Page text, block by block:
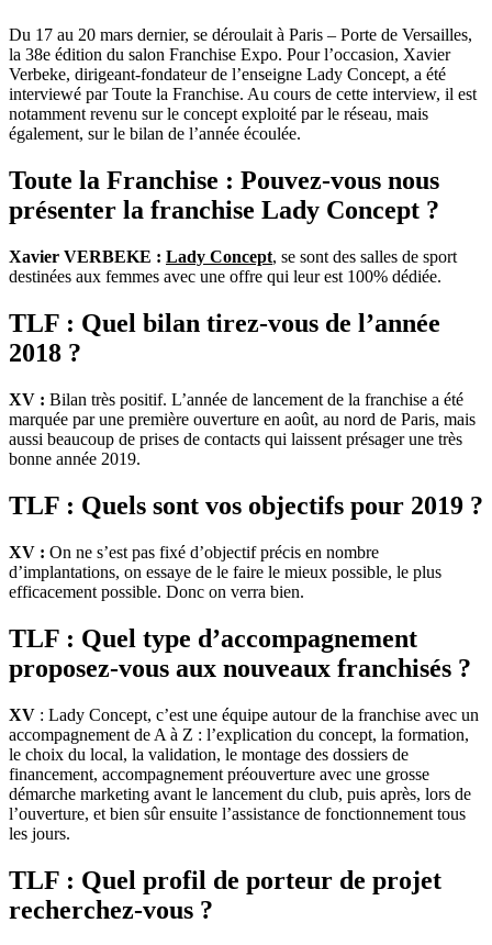
Du 17 au 20 mars dernier, se déroulait à Paris – Porte de Versailles,
la 38e édition du salon Franchise Expo. Pour l’occasion, Xavier
Verbeke, dirigeant-fondateur de l’enseigne Lady Concept, a été
interviewé par Toute la Franchise. Au cours de cette interview, il est
notamment revenu sur le concept exploité par le réseau, mais
également, sur le bilan de l’année écoulée.
Toute la Franchise : Pouvez-vous nous
présenter la franchise Lady Concept ?
Xavier VERBEKE : Lady Concept, se sont des salles de sport
destinées aux femmes avec une offre qui leur est 100% dédiée.
TLF : Quel bilan tirez-vous de l’année
2018 ?
XV : Bilan très positif. L’année de lancement de la franchise a été
marquée par une première ouverture en août, au nord de Paris, mais
aussi beaucoup de prises de contacts qui laissent présager une très
bonne année 2019.
TLF : Quels sont vos objectifs pour 2019 ?
XV : On ne s’est pas fixé d’objectif précis en nombre
d’implantations, on essaye de le faire le mieux possible, le plus
efficacement possible. Donc on verra bien.
TLF : Quel type d’accompagnement
proposez-vous aux nouveaux franchisés ?
XV : Lady Concept, c’est une équipe autour de la franchise avec un
accompagnement de A à Z : l’explication du concept, la formation,
le choix du local, la validation, le montage des dossiers de
financement, accompagnement préouverture avec une grosse
démarche marketing avant le lancement du club, puis après, lors de
l’ouverture, et bien sûr ensuite l’assistance de fonctionnement tous
les jours.
TLF : Quel profil de porteur de projet
recherchez-vous ?